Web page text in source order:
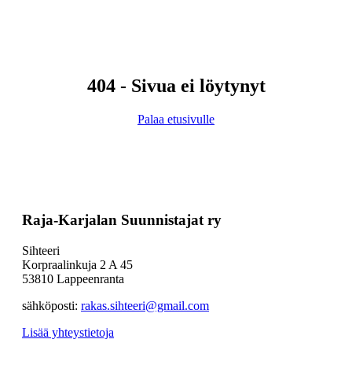
404 - Sivua ei löytynyt
Palaa etusivulle
Raja-Karjalan Suunnistajat ry
Sihteeri
Korpraalinkuja 2 A 45
53810 Lappeenranta
sähköposti: rakas.sihteeri@gmail.com
Lisää yhteystietoja